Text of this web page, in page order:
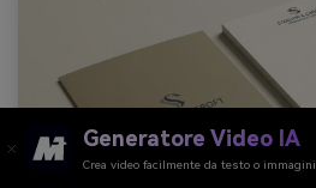
Generatore Video IA
Crea video facilmente da testo o immagini